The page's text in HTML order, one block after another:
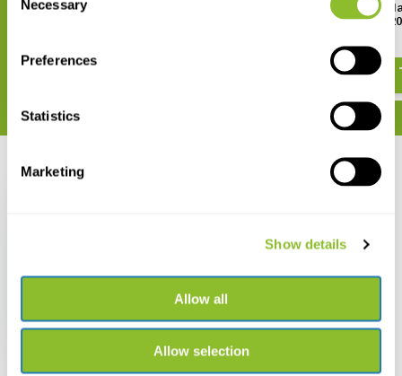
Selection
Necessary
Preferences
Statistics
Marketing
Show details
Allow all
Allow selection
Euromex AP-4 Binoculaire
Euromex AP-5
Stereomicroscoop
€ 210,-
Recent bekeken
20x/40x